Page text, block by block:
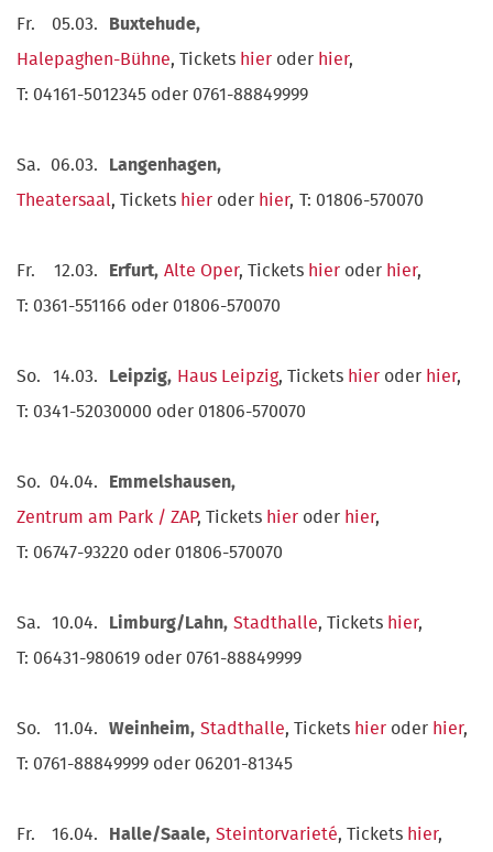
Fr. 05.03. Buxtehude,
Halepaghen-Bühne, Tickets hier oder hier,
T: 04161-5012345 oder 0761-88849999
Sa. 06.03. Langenhagen,
Theatersaal, Tickets hier oder hier, T: 01806-570070
Fr. 12.03. Erfurt, Alte Oper, Tickets hier oder hier,
T: 0361-551166 oder 01806-570070
So. 14.03. Leipzig, Haus Leipzig, Tickets hier oder hier,
T: 0341-52030000 oder 01806-570070
So. 04.04. Emmelshausen,
Zentrum am Park / ZAP, Tickets hier oder hier,
T: 06747-93220 oder 01806-570070
Sa. 10.04. Limburg/Lahn, Stadthalle, Tickets hier,
T: 06431-980619 oder 0761-88849999
So. 11.04. Weinheim, Stadthalle, Tickets hier oder hier,
T: 0761-88849999 oder 06201-81345
Fr. 16.04. Halle/Saale, Steintorvarieté, Tickets hier,